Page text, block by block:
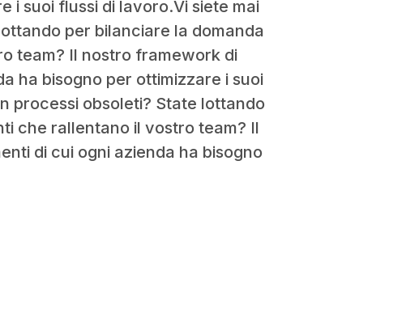
i suoi flussi di lavoro.Vi siete mai
per bilanciare la domanda
team? Il nostro framework di
ha bisogno per ottimizzare i suoi
processi obsoleti? State lottando
che rallentano il vostro team? Il
di cui ogni azienda ha bisogno